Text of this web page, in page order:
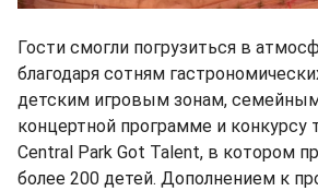
Гости смогли погрузиться в
благодаря сотням
детским игровым зонам,
концертной программе и конкурсу
Central Park Got Talent, в котором
более 200 детей. Дополнением к